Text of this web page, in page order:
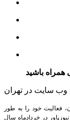
وب سایت در تهران
فعالیت خود را به طور
تهران آغاز نمود. نیوزپاور در خردادماه سال